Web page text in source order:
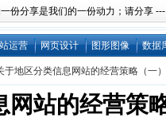
份分享是我们的一份动力；请分享
运营 网页设计 图形图像 数据
于地区分类信息网站的经营策略（一）
网站的经营策